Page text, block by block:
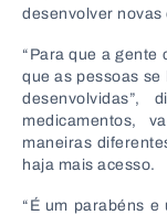
desenvolver novas
“Para que a gente
que as pessoas
desenvolvidas”,
medicamentos,
maneiras
haja mais acesso.
“É um parabéns